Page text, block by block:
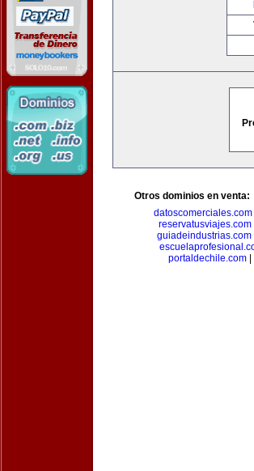
Otros dominios en venta:
datoscomerciales.com|
reservatusviajes.com|
guiadeindustrias.com
portaldechile.com